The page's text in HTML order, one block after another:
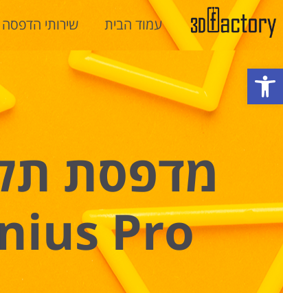
פתח סרגל נגישות
עמוד הבית שירותי הדפסה
מדפסת